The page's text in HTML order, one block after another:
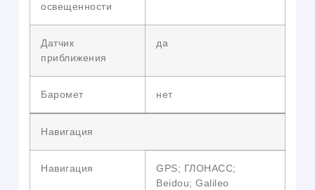
освещенности
Датчик
приближения
да
Баромет нет
Навигация
Навигация
GPS; ГЛОНАСС;
Beidou; Galileo